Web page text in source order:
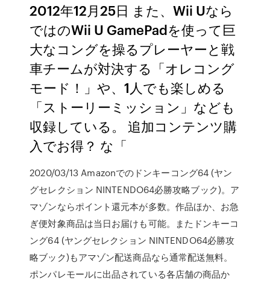
2012年12月25日 また、Wii Uなら
ではのWii U GamePadを使って巨
大なコングを操るプレーヤーと戦
車チームが対決する「オレコング
モード！」や、1人でも楽しめる
「ストーリーミッション」なども
収録している。 追加コンテンツ購
入でお得？ な「
2020/03/13 Amazonでのドンキーコング64 (ヤン
グセレクション NINTENDO64必勝攻略ブック)。ア
マゾンならポイント還元本が多数。作品ほか、お急
ぎ便対象商品は当日お届けも可能。またドンキーコ
ング64 (ヤングセレクション NINTENDO64必勝攻
略ブック)もアマゾン配送商品なら通常配送無料。
ポンパレモールに出品されている各店舗の商品か